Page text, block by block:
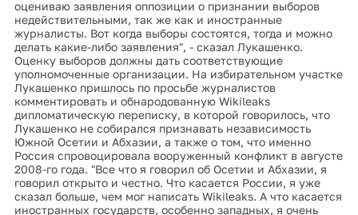
оцениваю заявления оппозиции о признании выборов
недействительными, так же как и иностранные
журналисты. Вот когда выборы состоятся, тогда и можно
делать какие-либо заявления", - сказал Лукашенко.
Оценку выборов должны дать соответствующие
уполномоченные организации. На избирательном участке
Лукашенко пришлось по просьбе журналистов
комментировать и обнародованную Wikileaks
дипломатическую переписку, в которой говорилось, что
Лукашенко не собирался признавать независимость
Южной Осетии и Абхазии, а также о том, что именно
Россия спровоцировала вооруженный конфликт в августе
2008-го года. "Все что я говорил об Осетии и Абхазии, я
говорил открыто и честно. Что касается России, я уже
сказал больше, чем мог написать Wikileaks. А что касается
иностранных государств, особенно западных, я очень